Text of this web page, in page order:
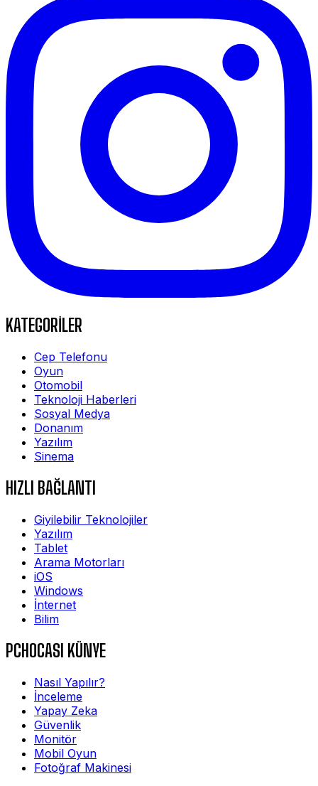
KATEGORİLER
Cep Telefonu
Oyun
Otomobil
Teknoloji Haberleri
Sosyal Medya
Donanım
Yazılım
Sinema
HIZLI BAĞLANTI
Giyilebilir Teknolojiler
Yazılım
Tablet
Arama Motorları
iOS
Windows
İnternet
Bilim
PCHOCASI KÜNYE
Nasıl Yapılır?
İnceleme
Yapay Zeka
Güvenlik
Monitör
Mobil Oyun
Fotoğraf Makinesi